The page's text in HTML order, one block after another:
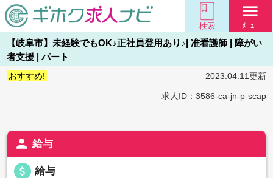
検索
menu
ﾒﾆｭｰ
【岐阜市】未経験でもOK♪正社員登用あり♪| 准看護師 | 障がい
者支援 | パート
おすすめ! 2023.04.11更新
求人ID：3586-ca-jn-p-scap
person 給与
attach_money 給与